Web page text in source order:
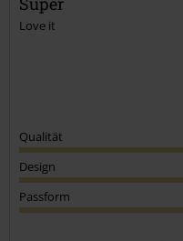
Kommentar jetzt abschicken!
Love it
Qualität
Design
Passform